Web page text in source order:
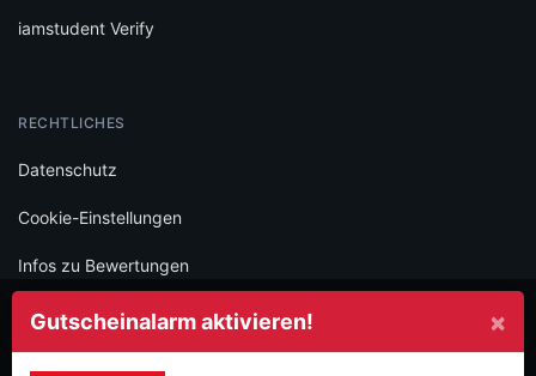
×
Gutscheinalarm aktivieren!
iamstudent Verify
RECHTLICHES
Datenschutz
Cookie-Einstellungen
Infos zu Bewertungen
AGB